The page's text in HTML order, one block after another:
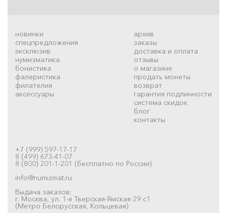
новинки
спецпредложения
эксклюзив
нумизматика
бонистика
фалеристика
филателия
аксессуары
архив
заказы
доставка и оплата
отзывы
о магазине
продать монеты
возврат
гарантия подлинности
система скидок
блог
контакты
+7 (999) 597-17-17
8 (499) 673-41-07
8 (800) 201-1-201 (бесплатно по России)
info@numizmat.ru
Выдача заказов:
г. Москва, ул. 1-я Тверская-Ямская 29 с1
(Метро Белорусская, Кольцевая)